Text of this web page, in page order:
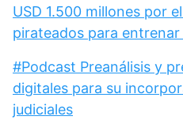
USD 1.500 millones por
pirateados para
#Podcast Preanálisis y
digitales para su
judiciales